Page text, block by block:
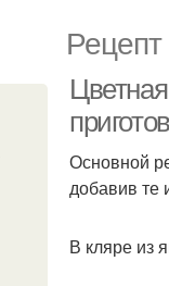
Основной
добавив те
В кляре из